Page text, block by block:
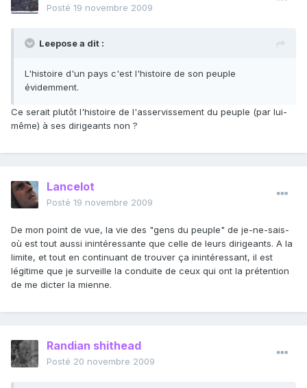
Posté 19 novembre 2009
Leepose a dit :
L'histoire d'un pays c'est l'histoire de son peuple
évidemment.
Ce serait plutôt l'histoire de l'asservissement du peuple (par lui-
même) à ses dirigeants non ?
Lancelot
Posté 19 novembre 2009
De mon point de vue, la vie des "gens du peuple" de je-ne-sais-
où est tout aussi inintéressante que celle de leurs dirigeants. A la
limite, et tout en continuant de trouver ça inintéressant, il est
légitime que je surveille la conduite de ceux qui ont la prétention
de me dicter la mienne.
Randian shithead
Posté 20 novembre 2009